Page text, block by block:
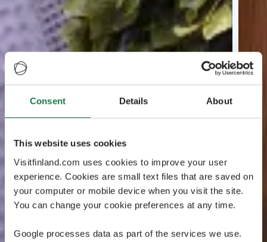
Consent Details About
This website uses cookies
Visitfinland.com uses cookies to improve your user
experience. Cookies are small text files that are saved on
your computer or mobile device when you visit the site.
You can change your cookie preferences at any time.
Google processes data as part of the services we use.